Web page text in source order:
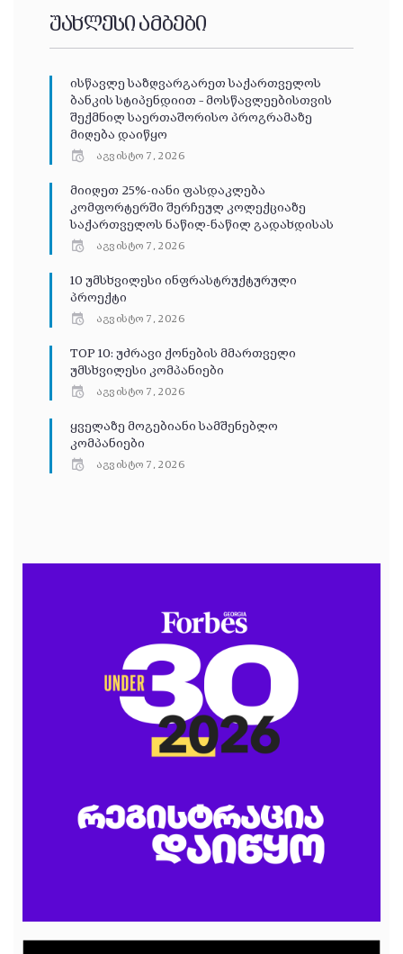
უახლესი ამბები
ისწავლე საზღვარგარეთ საქართველოს
ბანკის სტიპენდიით – მოსწავლეებისთვის
შექმნილ საერთაშორისო პროგრამაზე
მიღება დაიწყო
აგვისტო 7, 2026
მიიღეთ 25%-იანი ფასდაკლება
კომფორტერში შერჩეულ კოლექციაზე
საქართველოს ნაწილ-ნაწილ გადახდისას
აგვისტო 7, 2026
10 უმსხვილესი ინფრასტრუქტურული
პროექტი
აგვისტო 7, 2026
TOP 10: უძრავი ქონების მმართველი
უმსხვილესი კომპანიები
აგვისტო 7, 2026
ყველაზე მოგებიანი სამშენებლო
კომპანიები
აგვისტო 7, 2026